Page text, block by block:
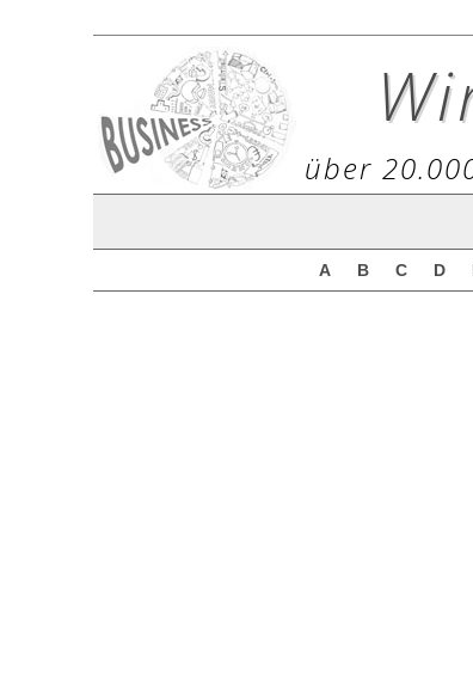
über
A B C D